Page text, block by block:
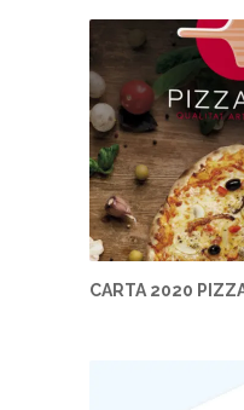
CARTA 2020